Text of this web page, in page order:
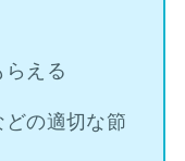
える
の適切な節